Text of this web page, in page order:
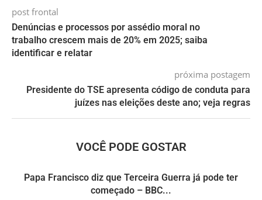
post frontal
Denúncias e processos por assédio moral no
trabalho crescem mais de 20% em 2025; saiba
identificar e relatar
próxima postagem
Presidente do TSE apresenta código de conduta para
juízes nas eleições deste ano; veja regras
VOCÊ PODE GOSTAR
Papa Francisco diz que Terceira Guerra já pode ter
começado – BBC...